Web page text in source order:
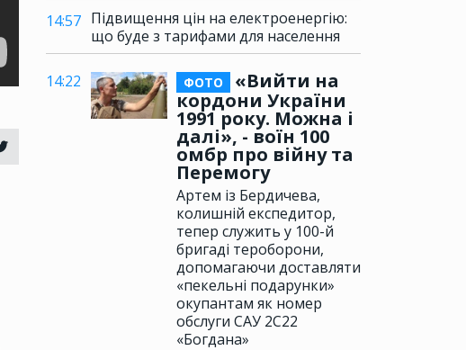
14:57 Підвищення цін на електроенергію:
що буде з тарифами для населення
14:22 ФОТО
«Вийти на
кордони України
1991 року. Можна і
далі», - воїн 100
омбр про війну та
Перемогу
Артем із Бердичева,
колишній експедитор,
тепер служить у 100-й
бригаді тероборони,
допомагаючи доставляти
«пекельні подарунки»
окупантам як номер
обслуги САУ 2С22
«Богдана»